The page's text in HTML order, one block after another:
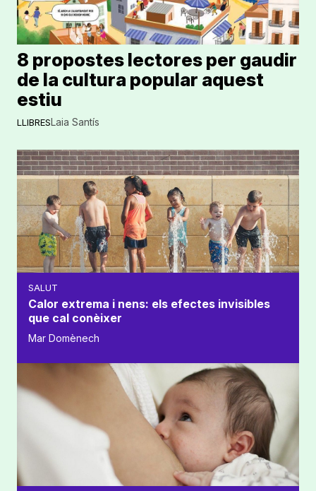
LLIBRES
8 propostes lectores per gaudir
de la cultura popular aquest
estiu
Laia Santís
SALUT
Calor extrema i nens: els efectes invisibles
que cal conèixer
Mar Domènech